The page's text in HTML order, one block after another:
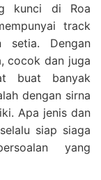
kunci di Roa
track
setia. Dengan
cocok dan juga
buat banyak
dengan sirna
Apa jenis dan
siap siaga
yang